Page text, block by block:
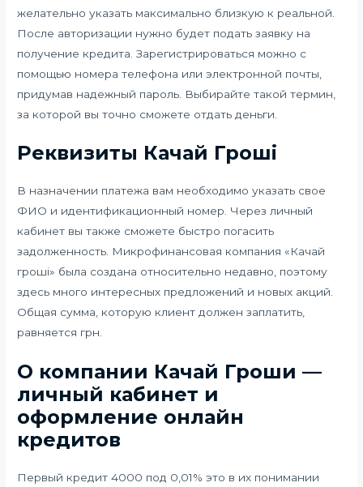
желательно указать максимально близкую к реальной.
После авторизации нужно будет подать заявку на
получение кредита. Зарегистрироваться можно с
помощью номера телефона или электронной почты,
придумав надежный пароль. Выбирайте такой термин,
за которой вы точно сможете отдать деньги.
Реквизиты Качай Гроші
В назначении платежа вам необходимо указать свое
ФИО и идентификационный номер. Через личный
кабинет вы также сможете быстро погасить
задолженность. Микрофинансовая компания «Качай
гроші» была создана относительно недавно, поэтому
здесь много интересных предложений и новых акций.
Общая сумма, которую клиент должен заплатить,
равняется грн.
О компании Качай Гроши —
личный кабинет и
оформление онлайн
кредитов
Первый кредит 4000 под 0,01% это в их понимании